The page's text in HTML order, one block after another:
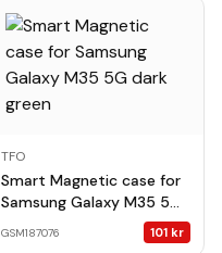
TFO
Smart Magnetic case for
Samsung Galaxy M35 5G
GSM187076 101 kr